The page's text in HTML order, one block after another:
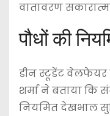
वातावरण
पौधों की
डीन स्टूडेंट वेलफेयर
शर्मा ने बताया कि
नियमित देखभाल